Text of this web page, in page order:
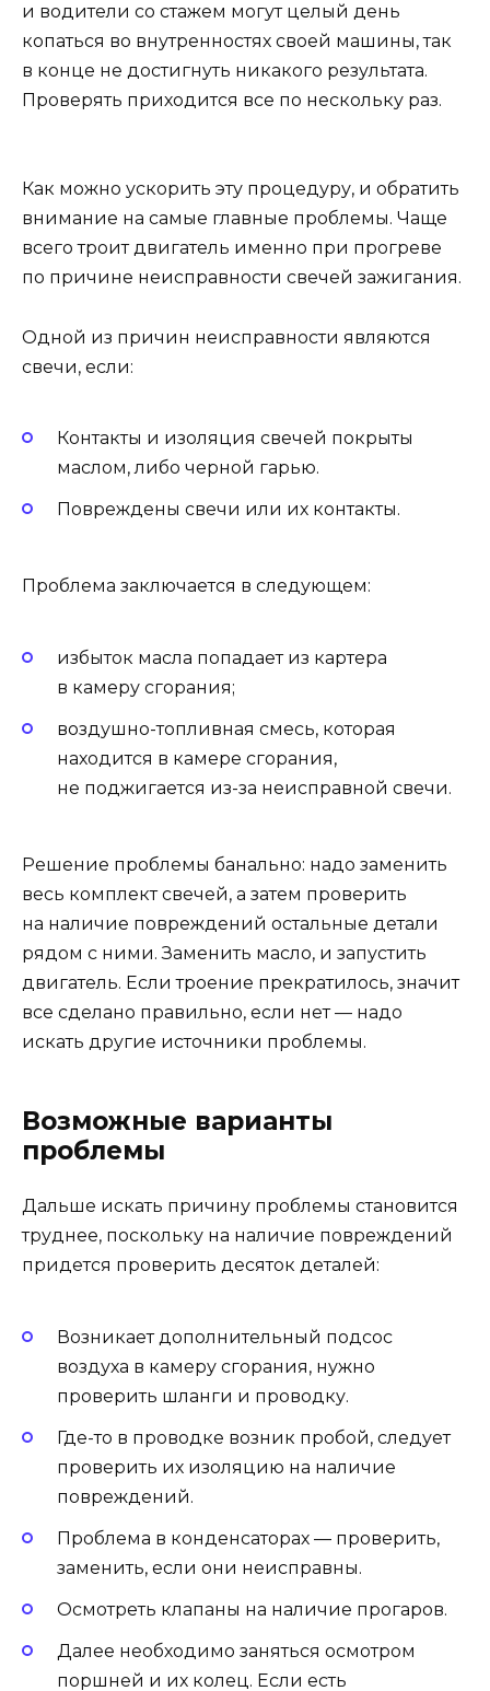
и водители со стажем могут целый день
копаться во внутренностях своей машины, так
в конце не достигнуть никакого результата.
Проверять приходится все по нескольку раз.
Как можно ускорить эту процедуру, и обратить
внимание на самые главные проблемы. Чаще
всего троит двигатель именно при прогреве
по причине неисправности свечей зажигания.
Одной из причин неисправности являются
свечи, если:
Контакты и изоляция свечей покрыты
маслом, либо черной гарью.
Повреждены свечи или их контакты.
Проблема заключается в следующем:
избыток масла попадает из картера
в камеру сгорания;
воздушно-топливная смесь, которая
находится в камере сгорания,
не поджигается из-за неисправной свечи.
Решение проблемы банально: надо заменить
весь комплект свечей, а затем проверить
на наличие повреждений остальные детали
рядом с ними. Заменить масло, и запустить
двигатель. Если троение прекратилось, значит
все сделано правильно, если нет — надо
искать другие источники проблемы.
Возможные варианты
проблемы
Дальше искать причину проблемы становится
труднее, поскольку на наличие повреждений
придется проверить десяток деталей:
Возникает дополнительный подсос
воздуха в камеру сгорания, нужно
проверить шланги и проводку.
Где-то в проводке возник пробой, следует
проверить их изоляцию на наличие
повреждений.
Проблема в конденсаторах — проверить,
заменить, если они неисправны.
Осмотреть клапаны на наличие прогаров.
Далее необходимо заняться осмотром
поршней и их колец. Если есть